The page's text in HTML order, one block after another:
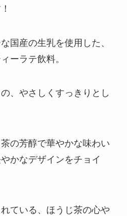
国産の生乳を使用した、
ーラテ飲料。
、やさしくすっきりとし
の芳醇で華やかな味わい
かなデザインをチョイ
ている、ほうじ茶の心や